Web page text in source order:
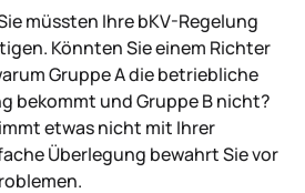
müssten Ihre bKV-Regelung
Könnten Sie einem Richter
Gruppe A die betriebliche
bekommt und Gruppe B nicht?
etwas nicht mit Ihrer
Überlegung bewahrt Sie vor